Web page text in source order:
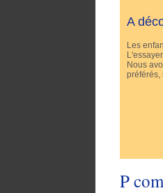
A
Les
Nous
préférés,
P